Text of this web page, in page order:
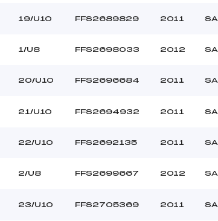
19/U10 FFS2689829 2011 SA
1/U8 FFS2698033 2012 SA
20/U10 FFS2696684 2011 SA
21/U10 FFS2694932 2011 SA
22/U10 FFS2692135 2011 SA
2/U8 FFS2699667 2012 SA
23/U10 FFS2705369 2011 SA